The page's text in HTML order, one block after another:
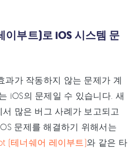
이부트)로 iOS 시스템 문
과가 작동하지 않는 문제가 계
iOS의 문제일 수 있습니다. 새
서 많은 버그 사례가 보고되고
문제를 해결하기 위해서는
(테너쉐어 레이부트)와 같은 타